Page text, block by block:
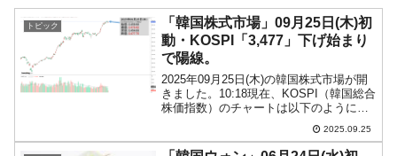
トピック
「韓国株式市場」09月25日(木)初
動・KOSPI「3,477」下げ始まり
で陽線。
2025年09月25日(木)の韓国株式市場が開
きました。10:18現在、KOSPI（韓国総合
株価指数）のチャートは以下のようにな
『Investing.com』より引用）。下げて始
まりましたが現在のところ陽線。
2025.09.25